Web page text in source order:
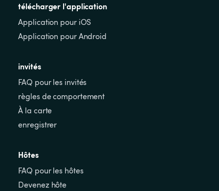
télécharger l'application
Application pour iOS
Application pour Android
invités
FAQ pour les invités
règles de comportement
À la carte
enregistrer
Hôtes
FAQ pour les hôtes
Devenez hôte